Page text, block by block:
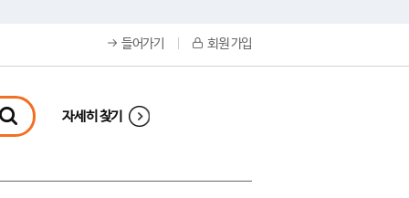
들어가기 회원 가입
자세히 찾기